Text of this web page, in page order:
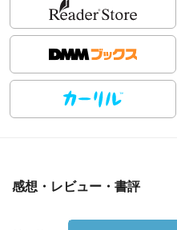
感想・レビュー・書評